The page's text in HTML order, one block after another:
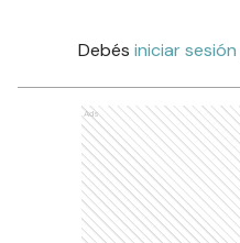
Debés iniciar sesión
Ads